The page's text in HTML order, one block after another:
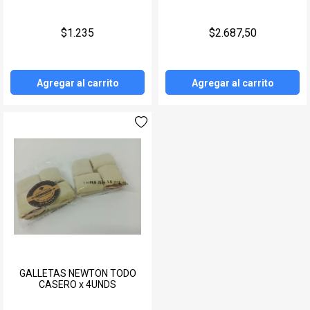
Escocia
Korea
Bolivia
USA
Francia
$1.235
Agregar al carrito
$2.687,50
Agregar al carrito
GALLETAS NEWTON TODO
CASERO x 4UNDS